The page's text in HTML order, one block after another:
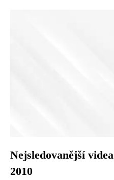
Nejsledovanější
2010